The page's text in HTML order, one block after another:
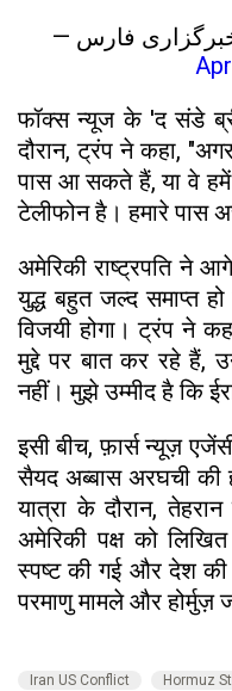
फॉक्स न्यूज के 'द संडे
दौरान, ट्रंप ने कहा,
पास आ सकते हैं, या वे
टेलीफोन है। हमारे पास
अमेरिकी राष्ट्रपति ने
युद्ध बहुत जल्द समाप्त
विजयी होगा। ट्रंप ने
मुद्दे पर बात कर रहे
नहीं। मुझे उम्मीद है कि
इसी बीच, फ़ार्स न्यूज़
सैयद अब्बास अरघची की
यात्रा के दौरान,
अमेरिकी पक्ष को
स्पष्ट की गई और देश की
परमाणु मामले और
Iran US Conflict Hormuz